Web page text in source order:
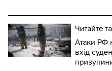
Читайте
Атаки РФ
вхід